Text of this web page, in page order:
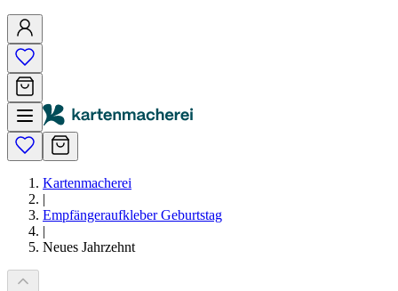
Kartenmacherei
|
Empfängeraufkleber Geburtstag
|
Neues Jahrzehnt